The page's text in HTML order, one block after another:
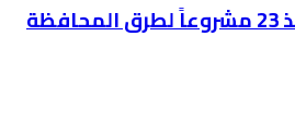
“أشغال المفرق” تنفذ 23 مشروعاً لطرق المحافظة